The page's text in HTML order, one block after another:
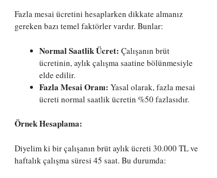
Fazla mesai ücretini hesaplarken dikkate almanız
gereken bazı temel faktörler vardır. Bunlar:
Normal Saatlik Ücret: Çalışanın brüt
ücretinin, aylık çalışma saatine bölünmesiyle
elde edilir.
Fazla Mesai Oranı: Yasal olarak, fazla mesai
ücreti normal saatlik ücretin %50 fazlasıdır.
Örnek Hesaplama:
Diyelim ki bir çalışanın brüt aylık ücreti 30.000 TL ve
haftalık çalışma süresi 45 saat. Bu durumda: